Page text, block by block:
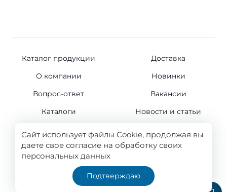
Сайт использует файлы Cookie, продолжая вы
даете свое согласие на обработку своих
персональных данных
Подтверждаю
Каталог продукции
Доставка
О компании
Новинки
Вопрос-ответ
Вакансии
Каталоги
Новости и статьи
© 2011-2026
Все права защищены